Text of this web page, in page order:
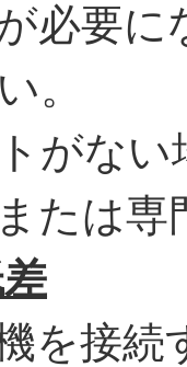
必要
。
がな
たは
を接続